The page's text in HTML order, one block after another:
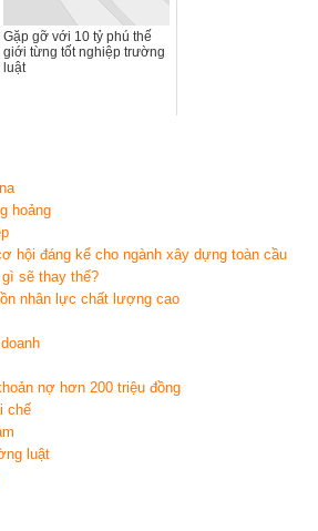
Gặp gỡ với 10 tỷ phú thế
giới từng tốt nghiệp trường
luật
hoảng
hội đáng kể cho ngành xây dựng toàn cầu
sẽ thay thế?
nhân lực chất lượng cao
nợ hơn 200 triệu đồng
chế
luật